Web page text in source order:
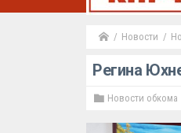
Новости
Регина
Новости обкома